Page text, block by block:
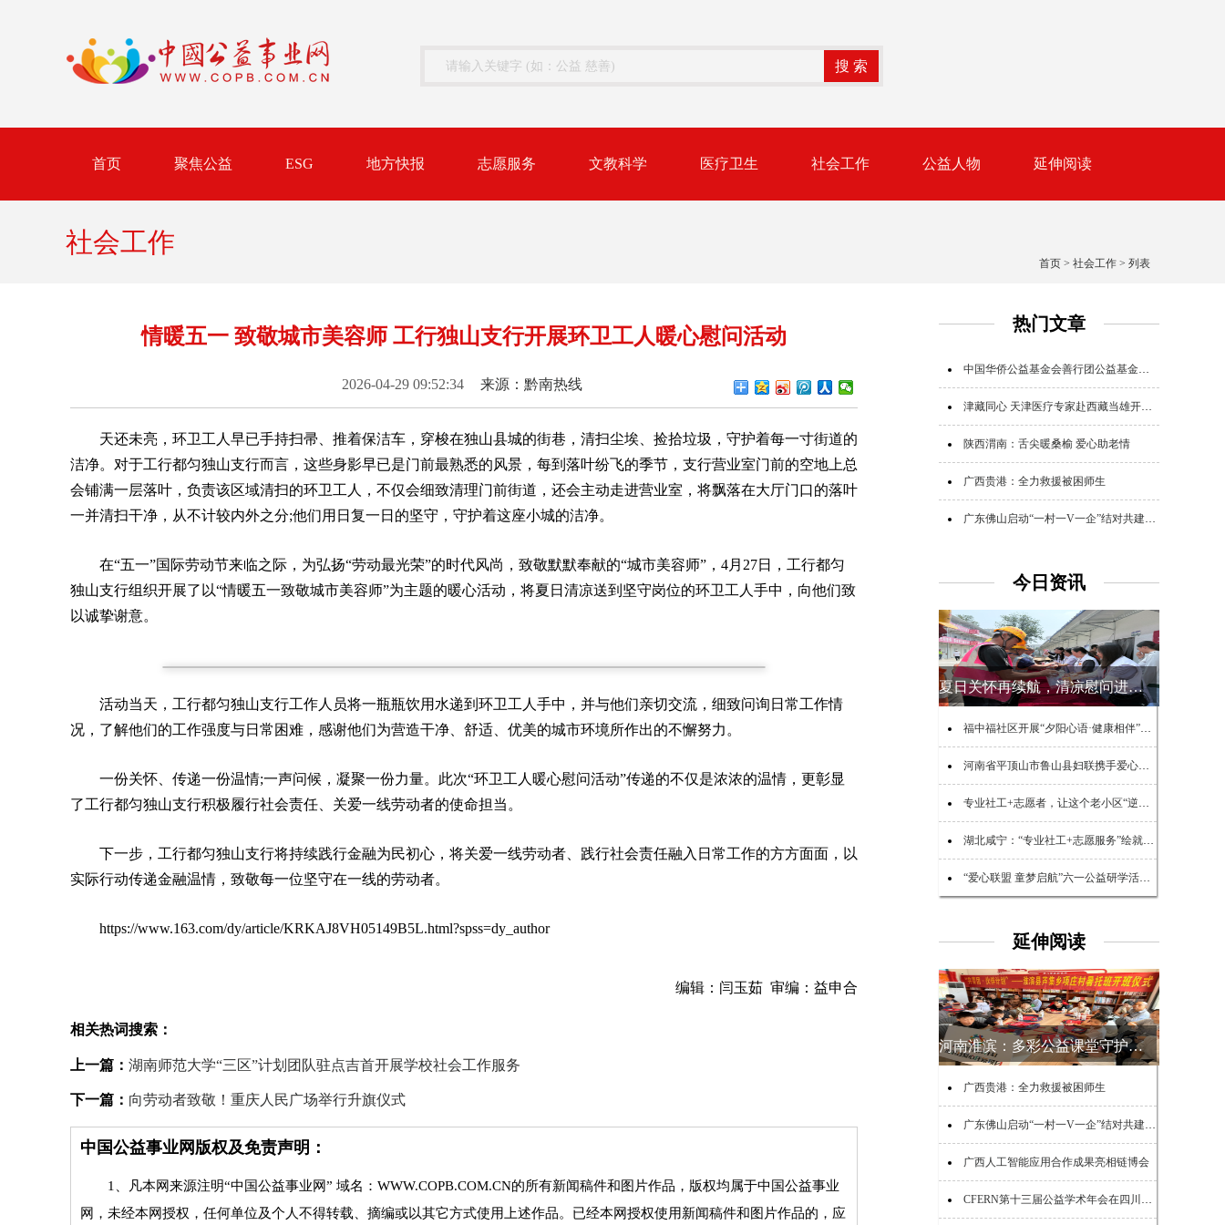
首页 聚焦公益 ESG 地方快报 志愿服务 文教科学 医疗卫生 社会工作 公益人物 延伸阅读
首页 > 社会工作 > 列表
社会工作
热门文章
中国华侨公益基金会善行团公益基金追加追赠支援广西救灾
津藏同心 天津医疗专家赴西藏当雄开展公益帮扶
陕西渭南：舌尖暖桑榆 爱心助老情
广西贵港：全力救援被困师生
广东佛山启动“一村一V一企”结对共建助力“百千万工程”活动
今日资讯
夏日关怀再续航，清凉慰问进工地
福中福社区开展“夕阳心语·健康相伴”老年心理健康公益宣讲活动
河南省平顶山市鲁山县妇联携手爱心企业看望慰问特殊儿童
专业社工+志愿者，让这个老小区“逆生长”
湖北咸宁：“专业社工+志愿服务”绘就民生幸福底色
“爱心联盟 童梦启航”六一公益研学活动在广州举行
延伸阅读
河南淮滨：多彩公益课堂守护乡村少年夏日时光
广西贵港：全力救援被困师生
广东佛山启动“一村一V一企”结对共建助力“百千万工程”活动
广西人工智能应用合作成果亮相链博会
CFERN第十三届公益学术年会在四川峨眉山启幕
情暖五一 致敬城市美容师 工行独山支行开展环卫工人暖心慰问活动
2026-04-29 09:52:34 来源：黔南热线
天还未亮，环卫工人早已手持扫帚、推着保洁车，穿梭在独山县城的街巷，清扫尘埃、捡拾垃圾，守护着每一寸街道的
洁净。对于工行都匀独山支行而言，这些身影早已是门前最熟悉的风景，每到落叶纷飞的季节，支行营业室门前的空地上总
会铺满一层落叶，负责该区域清扫的环卫工人，不仅会细致清理门前街道，还会主动走进营业室，将飘落在大厅门口的落叶
一并清扫干净，从不计较内外之分;他们用日复一日的坚守，守护着这座小城的洁净。
在“五一”国际劳动节来临之际，为弘扬“劳动最光荣”的时代风尚，致敬默默奉献的“城市美容师”，4月27日，工行都匀
独山支行组织开展了以“情暖五一致敬城市美容师”为主题的暖心活动，将夏日清凉送到坚守岗位的环卫工人手中，向他们致
以诚挚谢意。
活动当天，工行都匀独山支行工作人员将一瓶瓶饮用水递到环卫工人手中，并与他们亲切交流，细致问询日常工作情
况，了解他们的工作强度与日常困难，感谢他们为营造干净、舒适、优美的城市环境所作出的不懈努力。
一份关怀、传递一份温情;一声问候，凝聚一份力量。此次“环卫工人暖心慰问活动”传递的不仅是浓浓的温情，更彰显
了工行都匀独山支行积极履行社会责任、关爱一线劳动者的使命担当。
下一步，工行都匀独山支行将持续践行金融为民初心，将关爱一线劳动者、践行社会责任融入日常工作的方方面面，以
实际行动传递金融温情，致敬每一位坚守在一线的劳动者。
https://www.163.com/dy/article/KRKAJ8VH05149B5L.html?spss=dy_author
编辑：闫玉茹 审编：益申合
相关热词搜索：
上一篇： 湖南师范大学“三区”计划团队驻点吉首开展学校社会工作服务
下一篇： 向劳动者致敬！重庆人民广场举行升旗仪式
中国公益事业网版权及免责声明：
1、凡本网来源注明“中国公益事业网” 域名：WWW.COPB.COM.CN的所有新闻稿件和图片作品，版权均属于中国公益事业
网，未经本网授权，任何单位及个人不得转载、摘编或以其它方式使用上述作品。已经本网授权使用新闻稿件和图片作品的，应